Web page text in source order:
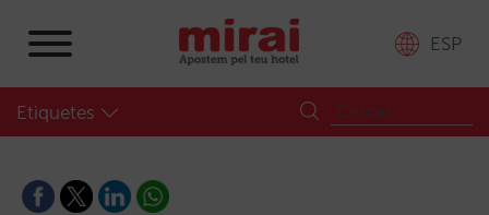
ESP
Etiquetes